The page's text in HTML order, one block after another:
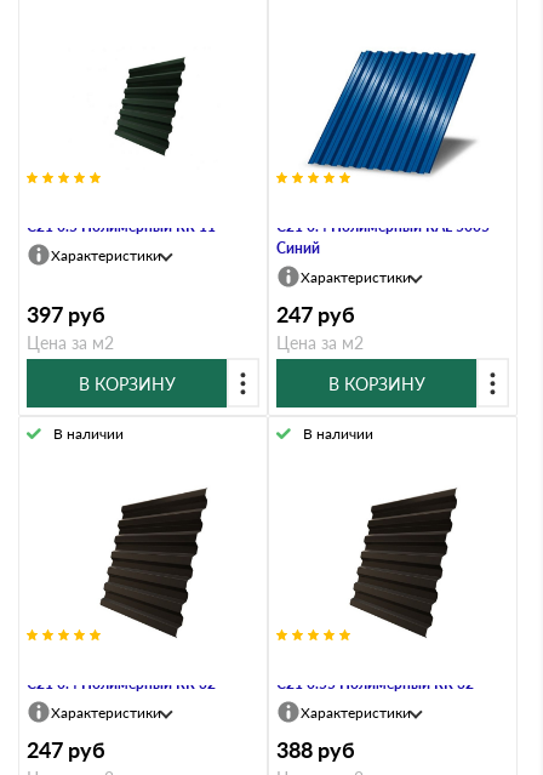
C21 0.5 Полимерный RR 11
Характеристики
397 руб
Цена за м2
В КОРЗИНУ
C21 0.4 Полимерный RAL 5005
Синий
Характеристики
247 руб
Цена за м2
В КОРЗИНУ
C21 0.4 Полимерный RR 32
В наличии
Характеристики
247 руб
C21 0.55 Полимерный RR 32
В наличии
Характеристики
388 руб